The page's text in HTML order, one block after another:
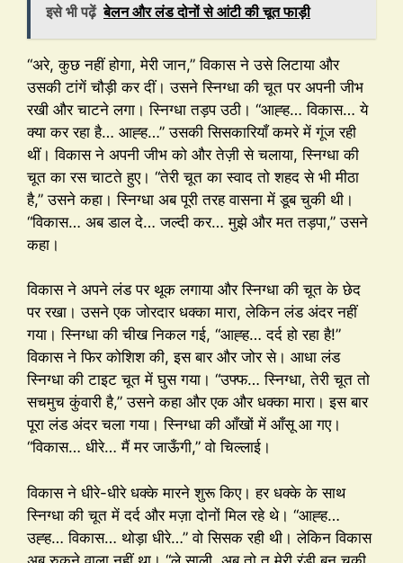
इसे भी पढ़ें बेलन और लंड दोनों से आंटी की चूत फाड़ी
“अरे, कुछ नहीं होगा, मेरी जान,” विकास ने उसे लिटाया और
उसकी टांगें चौड़ी कर दीं। उसने स्निग्धा की चूत पर अपनी जीभ
रखी और चाटने लगा। स्निग्धा तड़प उठी। “आह्ह… विकास… ये
क्या कर रहा है… आह्ह…” उसकी सिसकारियाँ कमरे में गूंज रही
थीं। विकास ने अपनी जीभ को और तेज़ी से चलाया, स्निग्धा की
चूत का रस चाटते हुए। “तेरी चूत का स्वाद तो शहद से भी मीठा
है,” उसने कहा। स्निग्धा अब पूरी तरह वासना में डूब चुकी थी।
“विकास… अब डाल दे… जल्दी कर… मुझे और मत तड़पा,” उसने
कहा।
विकास ने अपने लंड पर थूक लगाया और स्निग्धा की चूत के छेद
पर रखा। उसने एक जोरदार धक्का मारा, लेकिन लंड अंदर नहीं
गया। स्निग्धा की चीख निकल गई, “आह्ह… दर्द हो रहा है!”
विकास ने फिर कोशिश की, इस बार और जोर से। आधा लंड
स्निग्धा की टाइट चूत में घुस गया। “उफ्फ… स्निग्धा, तेरी चूत तो
सचमुच कुंवारी है,” उसने कहा और एक और धक्का मारा। इस बार
पूरा लंड अंदर चला गया। स्निग्धा की आँखों में आँसू आ गए।
“विकास… धीरे… मैं मर जाऊँगी,” वो चिल्लाई।
विकास ने धीरे-धीरे धक्के मारने शुरू किए। हर धक्के के साथ
स्निग्धा की चूत में दर्द और मज़ा दोनों मिल रहे थे। “आह्ह…
उह्ह… विकास… थोड़ा धीरे…” वो सिसक रही थी। लेकिन विकास